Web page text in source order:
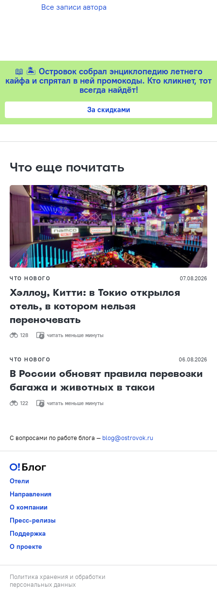
Все записи автора
📖 🏝️ Островок собрал энциклопедию летнего
кайфа и спрятал в ней промокоды. Кто кликнет, тот
всегда найдёт!
За скидками
Что еще почитать
ЧТО НОВОГО 07.08.2026
Хэллоу, Китти: в Токио открылся
отель, в котором нельзя
переночевать
128 читать меньше минуты
ЧТО НОВОГО 06.08.2026
В России обновят правила перевозки
багажа и животных в такси
122 читать меньше минуты
Отели
Направления
О компании
Пресс-релизы
Поддержка
О проекте
Политика хранения и обработки
персональных данных
С вопросами по работе блога — blog@ostrovok.ru